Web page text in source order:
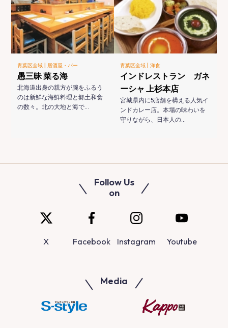
青葉区全域 | 居酒屋・バー
愚三昧 菜る海
北海道出身の親方が腕をふるう
のは新鮮な海鮮料理と郷土和食
の数々。北の大地と海で…
青葉区全域 | 洋食
インドレストラン ガネ
ーシャ 上杉本店
宮城県内に5店舗を構える人気イ
ンドカレー店。本場の味わいを
守りながら、日本人の…
Follow Us
on
X Facebook Instagram Youtube
Media